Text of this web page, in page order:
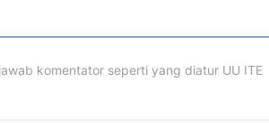
komentator seperti yang diatur UU ITE